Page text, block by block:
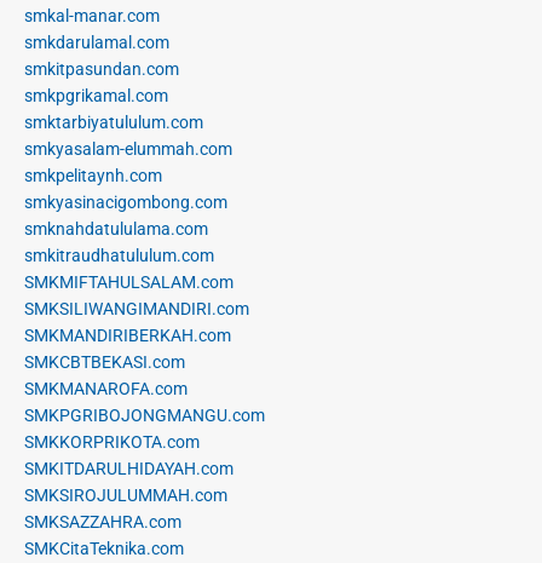
smkal-manar.com
smkdarulamal.com
smkitpasundan.com
smkpgrikamal.com
smktarbiyatululum.com
smkyasalam-elummah.com
smkpelitaynh.com
smkyasinacigombong.com
smknahdatululama.com
smkitraudhatululum.com
SMKMIFTAHULSALAM.com
SMKSILIWANGIMANDIRI.com
SMKMANDIRIBERKAH.com
SMKCBTBEKASI.com
SMKMANAROFA.com
SMKPGRIBOJONGMANGU.com
SMKKORPRIKOTA.com
SMKITDARULHIDAYAH.com
SMKSIROJULUMMAH.com
SMKSAZZAHRA.com
SMKCitaTeknika.com